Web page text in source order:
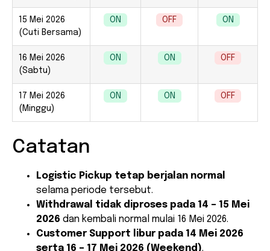
15 Mei 2026
(Cuti Bersama)
ON OFF ON
16 Mei 2026
(Sabtu)
ON ON OFF
17 Mei 2026
(Minggu)
ON ON OFF
Catatan
Logistic Pickup tetap berjalan normal
selama periode tersebut.
Withdrawal tidak diproses pada 14 – 15 Mei
2026 dan kembali normal mulai 16 Mei 2026.
Customer Support libur pada 14 Mei 2026
serta 16 – 17 Mei 2026 (Weekend).